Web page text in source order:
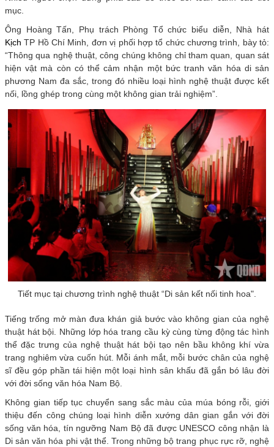
mục.
Ông Hoàng Tấn, Phụ trách Phòng Tổ chức biểu diễn, Nhà hát
Kịch TP Hồ Chí Minh, đơn vị phối hợp tổ chức chương trình, bày tỏ:
“Thông qua nghệ thuật, công chúng không chỉ tham quan, quan sát
hiện vật mà còn có thể cảm nhận một bức tranh văn hóa di sản
phương Nam đa sắc, trong đó nhiều loại hình nghệ thuật được kết
nối, lồng ghép trong cùng một không gian trải nghiệm”.
Tiết mục tại chương trình nghệ thuật “Di sản kết nối tinh hoa".
Tiếng trống mở màn đưa khán giả bước vào không gian của nghệ
thuật hát bội. Những lớp hóa trang cầu kỳ cùng từng động tác hình
thể đặc trưng của nghệ thuật hát bội tạo nên bầu không khí vừa
trang nghiêm vừa cuốn hút. Mỗi ánh mắt, mỗi bước chân của nghệ
sĩ đều góp phần tái hiện một loại hình sân khấu đã gắn bó lâu đời
với đời sống văn hóa Nam Bộ.
Không gian tiếp tục chuyển sang sắc màu của múa bóng rỗi, giới
thiệu đến công chúng loại hình diễn xướng dân gian gắn với đời
sống văn hóa, tín ngưỡng Nam Bộ đã được UNESCO công nhận là
Di sản văn hóa phi vật thể. Trong những bộ trang phục rực rỡ, nghệ